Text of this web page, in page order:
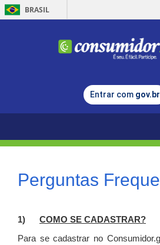
BRASIL
Entrar com gov.br
Perguntas
1) COMO SE CADASTRAR?
Para se cadastrar no